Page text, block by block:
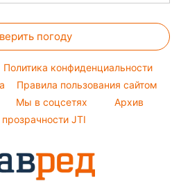
погоду
Политика конфиденциальности
Правила пользования сайтом
Мы в соцсетях
Архив
JTI